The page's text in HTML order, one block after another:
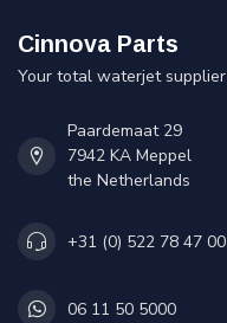
Cinnova Parts
Your total waterjet supplier
Paardemaat 29
7942 KA Meppel
the Netherlands
+31 (0) 522 78 47 00
06 11 50 5000